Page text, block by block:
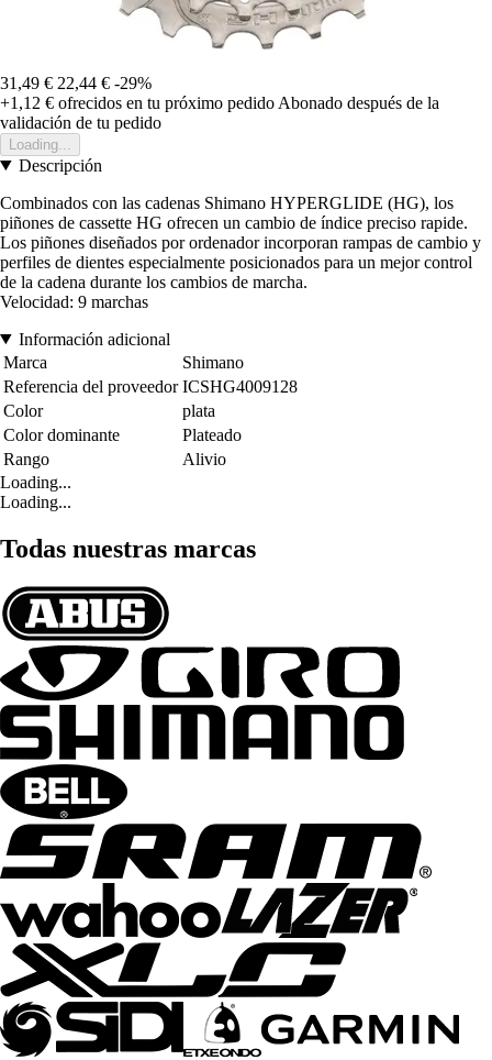
31,49 € 22,44 € -29%
+1,12 € ofrecidos en tu próximo pedido Abonado después de la
validación de tu pedido
Loading...
Descripción
Combinados con las cadenas Shimano HYPERGLIDE (HG), los
piñones de cassette HG ofrecen un cambio de índice preciso rapide.
Los piñones diseñados por ordenador incorporan rampas de cambio y
perfiles de dientes especialmente posicionados para un mejor control
de la cadena durante los cambios de marcha.
Velocidad: 9 marchas
Información adicional
Marca
Shimano
Referencia del proveedor ICSHG4009128
Color
plata
Color dominante
Plateado
Rango
Alivio
Loading...
Loading...
Todas nuestras marcas